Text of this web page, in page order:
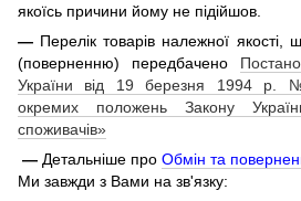
якоїсь причини йому не підійшов.
— Перелік товарів належної якості,
(поверненню) передбачено
України від 19 березня 1994 р.
окремих положень Закону
споживачів»
— Детальніше про Обмін та
Ми завжди з Вами на зв'язку: